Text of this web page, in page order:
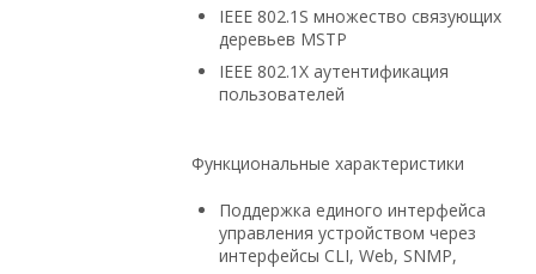
IEEE 802.1S множество связующих
деревьев MSTP
IEEE 802.1X аутентификация
пользователей
Функциональные характеристики
Поддержка единого интерфейса
управления устройством через
интерфейсы CLI, Web, SNMP,